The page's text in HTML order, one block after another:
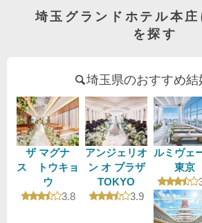
埼玉グランドホテル本
を探す
埼玉県のおすすめ結
ザ マグナ
ス トウキョ
ウ
口コミ評価
3.8
アンジェリオ
ン オ プラザ
TOKYO
口コミ評価
3.9
ルミヴェ
東京